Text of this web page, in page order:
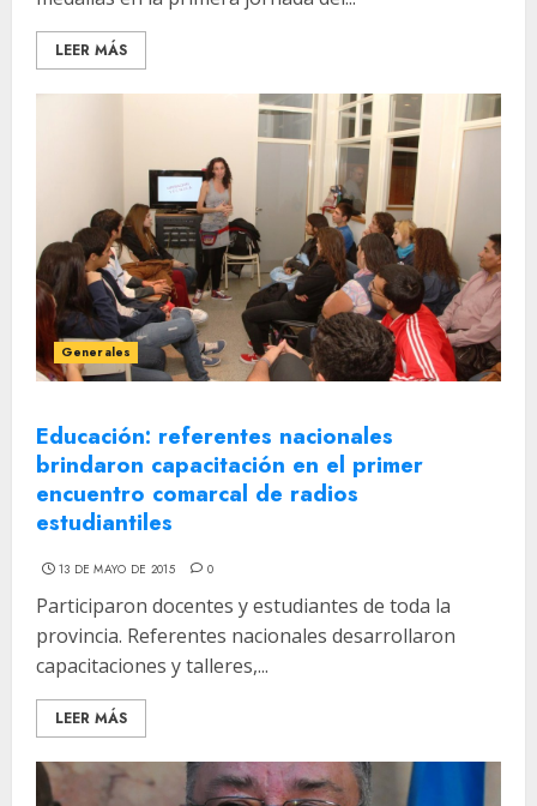
LEER MÁS
Generales
Educación: referentes nacionales
brindaron capacitación en el primer
encuentro comarcal de radios
estudiantiles
13 DE MAYO DE 2015 0
Participaron docentes y estudiantes de toda la
provincia. Referentes nacionales desarrollaron
capacitaciones y talleres,...
LEER MÁS